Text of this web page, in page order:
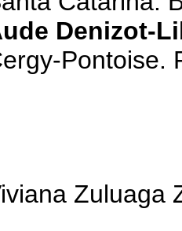
Denizot-
Pontoise.
Zuluaga